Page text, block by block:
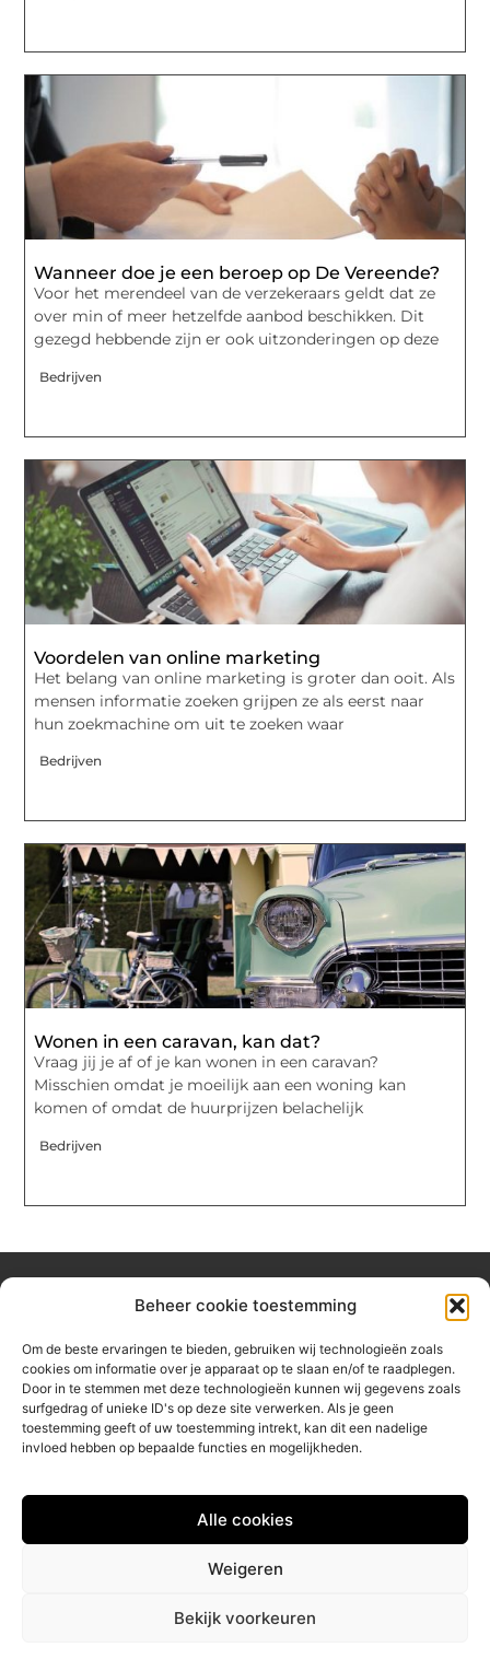
Beheer cookie toestemming
Om de beste ervaringen te bieden, gebruiken wij technologieën zoals
cookies om informatie over je apparaat op te slaan en/of te raadplegen.
Door in te stemmen met deze technologieën kunnen wij gegevens zoals
surfgedrag of unieke ID's op deze site verwerken. Als je geen
toestemming geeft of uw toestemming intrekt, kan dit een nadelige
invloed hebben op bepaalde functies en mogelijkheden.
Alle cookies
Weigeren
Bekijk voorkeuren
Wanneer doe je een beroep op De Vereende?
Voor het merendeel van de verzekeraars geldt dat ze
over min of meer hetzelfde aanbod beschikken. Dit
gezegd hebbende zijn er ook uitzonderingen op deze
Bedrijven
Voordelen van online marketing
Het belang van online marketing is groter dan ooit. Als
mensen informatie zoeken grijpen ze als eerst naar
hun zoekmachine om uit te zoeken waar
Bedrijven
Wonen in een caravan, kan dat?
Vraag jij je af of je kan wonen in een caravan?
Misschien omdat je moeilijk aan een woning kan
komen of omdat de huurprijzen belachelijk
Bedrijven
Jouw gids voor inspiratie en tips uit het dagelijks leven.
Ontdek een brede verzameling blogs en artikelen die je helpen
om het meeste uit elke dag te halen, met praktische adviezen
en verrassende inzichten.
Bericht categorie
Main Links